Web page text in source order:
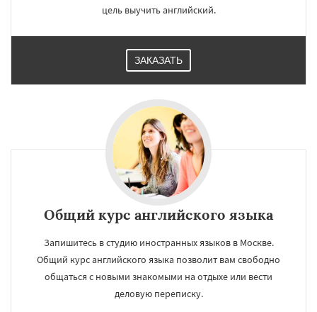
цель выучить английский.
ЗАКАЗАТЬ
Общий курс английского языка
Запишитесь в студию иностранных языков в Москве.
Общий курс английского языка позволит вам свободно
общаться с новыми знакомыми на отдыхе или вести
деловую переписку.